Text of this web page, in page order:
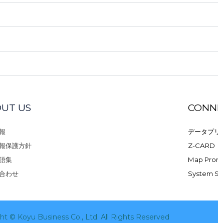
US
保護方針
集
わせ
データプ
Z-CARD
Map
System
© Koyu Business Co., Ltd. All Rights Reserved